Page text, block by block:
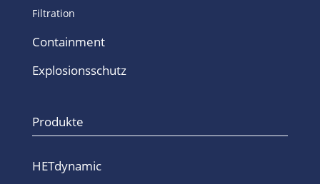
Filtration
Containment
Explosionsschutz
Produkte
HETdynamic